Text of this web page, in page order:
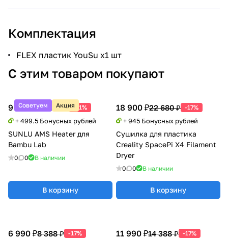
Комплектация
FLEX пластик YouSu х1 шт
С этим товаром покупают
Советуем Акция
9 990 ₽20 388 ₽ -51%
+ 499.5 Бонусных рублей
SUNLU AMS Heater для
Bambu Lab
0 0 В наличии
В корзину
18 900 ₽22 680 ₽ -17%
+ 945 Бонусных рублей
Сушилка для пластика
Creality SpacePi X4 Filament
Dryer
0 0 В наличии
В корзину
6 990 ₽8 388 ₽ -17% 11 990 ₽14 388 ₽ -17%